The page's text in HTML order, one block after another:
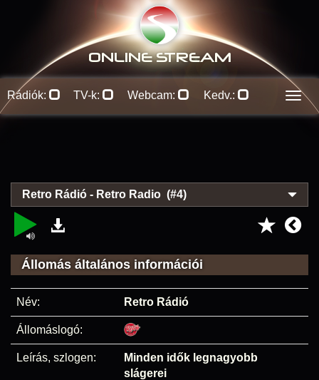
ONLINE STREAM
Rádiók: TV-k: Webcam: Kedv.:
Retro Rádió - Retro Radio (#4)
Állomás általános információi
Név: Retro Rádió
Állomáslogó:
Leírás, szlogen:
Minden idők legnagyobb
slágerei